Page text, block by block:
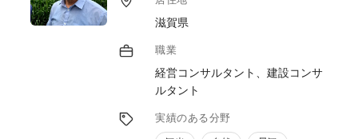
滋賀県
職業
経営コンサルタント、建設コンサ
ルタント
実績のある分野